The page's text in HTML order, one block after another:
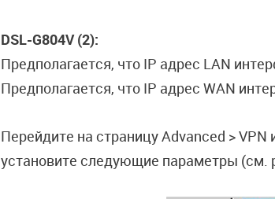
DSL-G804V (2):
Предполагается, что IP адрес LAN
Предполагается, что IP адрес WAN
Перейдите на страницу Advanced >
установите следующие параметры (см.